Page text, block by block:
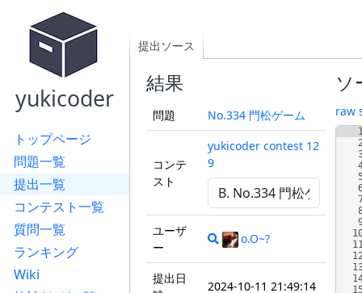
yukicoder
トップページ
問題一覧
提出一覧
コンテスト一覧
質問一覧
ランキング
Wiki
提出ソース
結果
問題 No.334 門松ゲーム
コンテ
スト
yukicoder contest 12
9
ユーザ
ー
o.O~?
提出日
2024-10-11 21:49:14
ソ
raw